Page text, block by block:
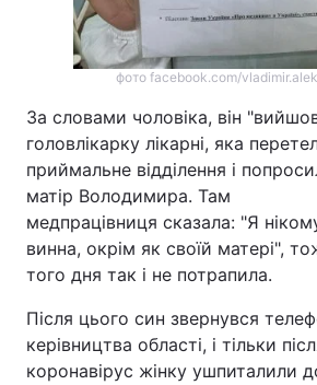
фото facebook.com/
За словами чоловіка, він
головлікарку лікарні, яка
приймальне відділення і
матір Володимира. Там
медпрацівниця сказала: "Я
винна, окрім як своїй матері",
того дня так і не потрапила.
Після цього син звернувся
керівництва області, і тільки
коронавірус жінку ушпиталили